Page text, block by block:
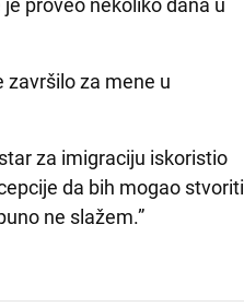
je proveo nekoliko dana u
završilo za mene u
za imigraciju iskoristio
da bih mogao stvoriti
ne slažem.”